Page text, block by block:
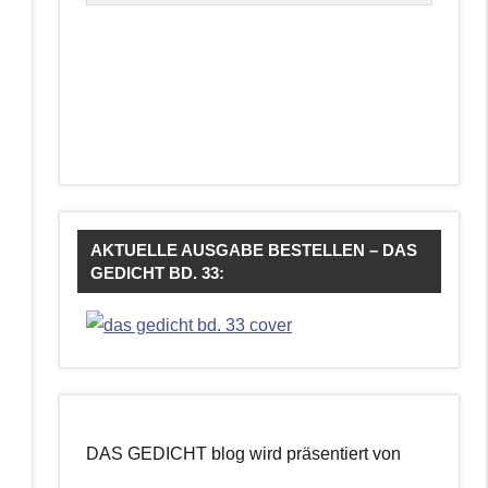
AKTUELLE AUSGABE BESTELLEN – DAS
GEDICHT BD. 33:
DAS GEDICHT blog wird präsentiert von